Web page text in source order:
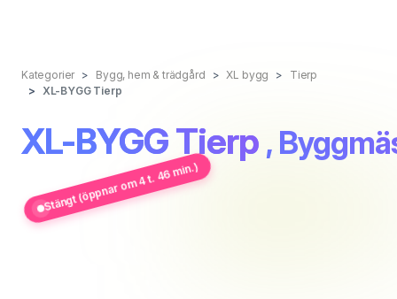
Kategorier Bygg, hem & trädgård XL bygg
Tierp
XL-BYGG Tierp
XL-BYGG Tierp ,
Stängt (öppnar om 4 t. 46 min.)